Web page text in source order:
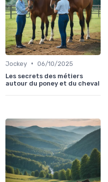
Jockey • 06/10/2025
Les secrets des métiers
autour du poney et du cheval